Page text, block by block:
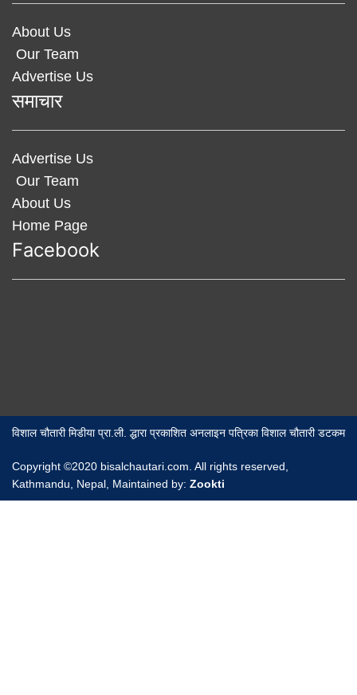
About Us
Our Team
Advertise Us
समाचार
Advertise Us
Our Team
About Us
Home Page
Facebook
विशाल चौतारी मिडीया प्रा.ली. द्धारा प्रकाशित अनलाइन पत्रिका विशाल चौतारी डटकम
Copyright ©2020 bisalchautari.com. All rights reserved,
Kathmandu, Nepal, Maintained by: Zookti